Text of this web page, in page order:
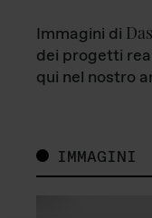
Immagini di
dei progetti
qui nel nostro
IMMAGINI